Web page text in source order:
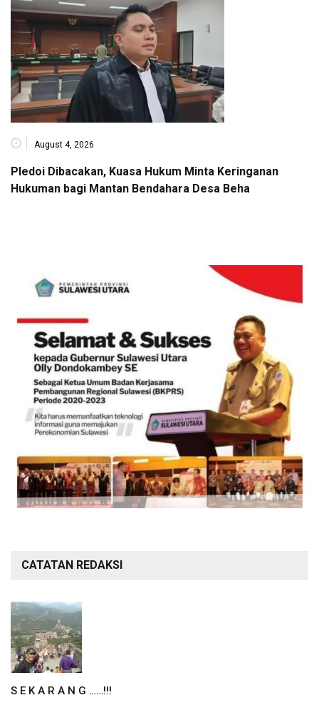
August 4, 2026
Pledoi Dibacakan, Kuasa Hukum Minta Keringanan
Hukuman bagi Mantan Bendahara Desa Beha
CATATAN REDAKSI
S E K A R A N G ……!!!